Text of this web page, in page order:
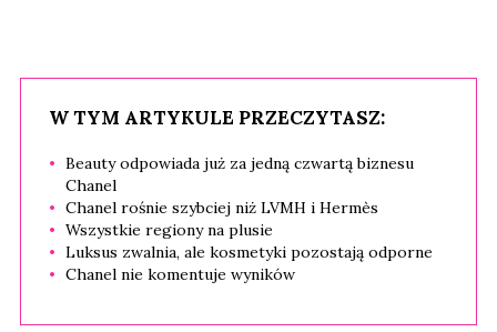
W TYM ARTYKULE PRZECZYTASZ:
Beauty odpowiada już za jedną czwartą biznesu
Chanel
Chanel rośnie szybciej niż LVMH i Hermès
Wszystkie regiony na plusie
Luksus zwalnia, ale kosmetyki pozostają odporne
Chanel nie komentuje wyników